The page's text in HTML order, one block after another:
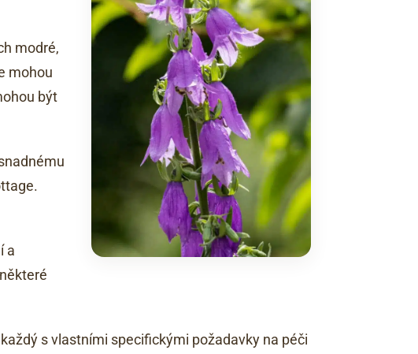
modré,
mohou
být
a
s vlastními specifickými požadavky na péči